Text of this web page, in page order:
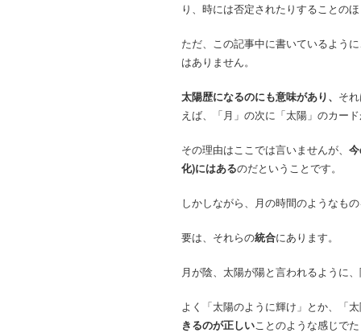
り、時には否定されたりすることの
ただ、この記事中に書いているよう
はありません。
太陽歴になるのにも意味があり、 そ
えば、「月」の次に「太陽」のカー
その理由はここでは言いませんが、
化)にはあるのだということです。
しかしながら、月の時間のようなも
要は、それらの統合にあります。
月が陰、太陽が陽と言われるように
よく「太陽のように輝け」とか、「
きるのが正しいことのような感じで